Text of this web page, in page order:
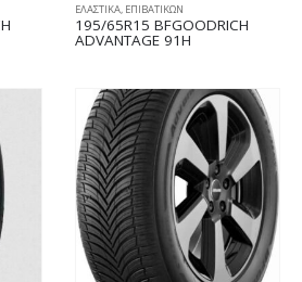
ΕΛΑΣΤΙΚΑ ΕΠΙΒΑΤΙΚΩΝ
195/65R15 BFGOODRICH
ADVANTAGE 91H